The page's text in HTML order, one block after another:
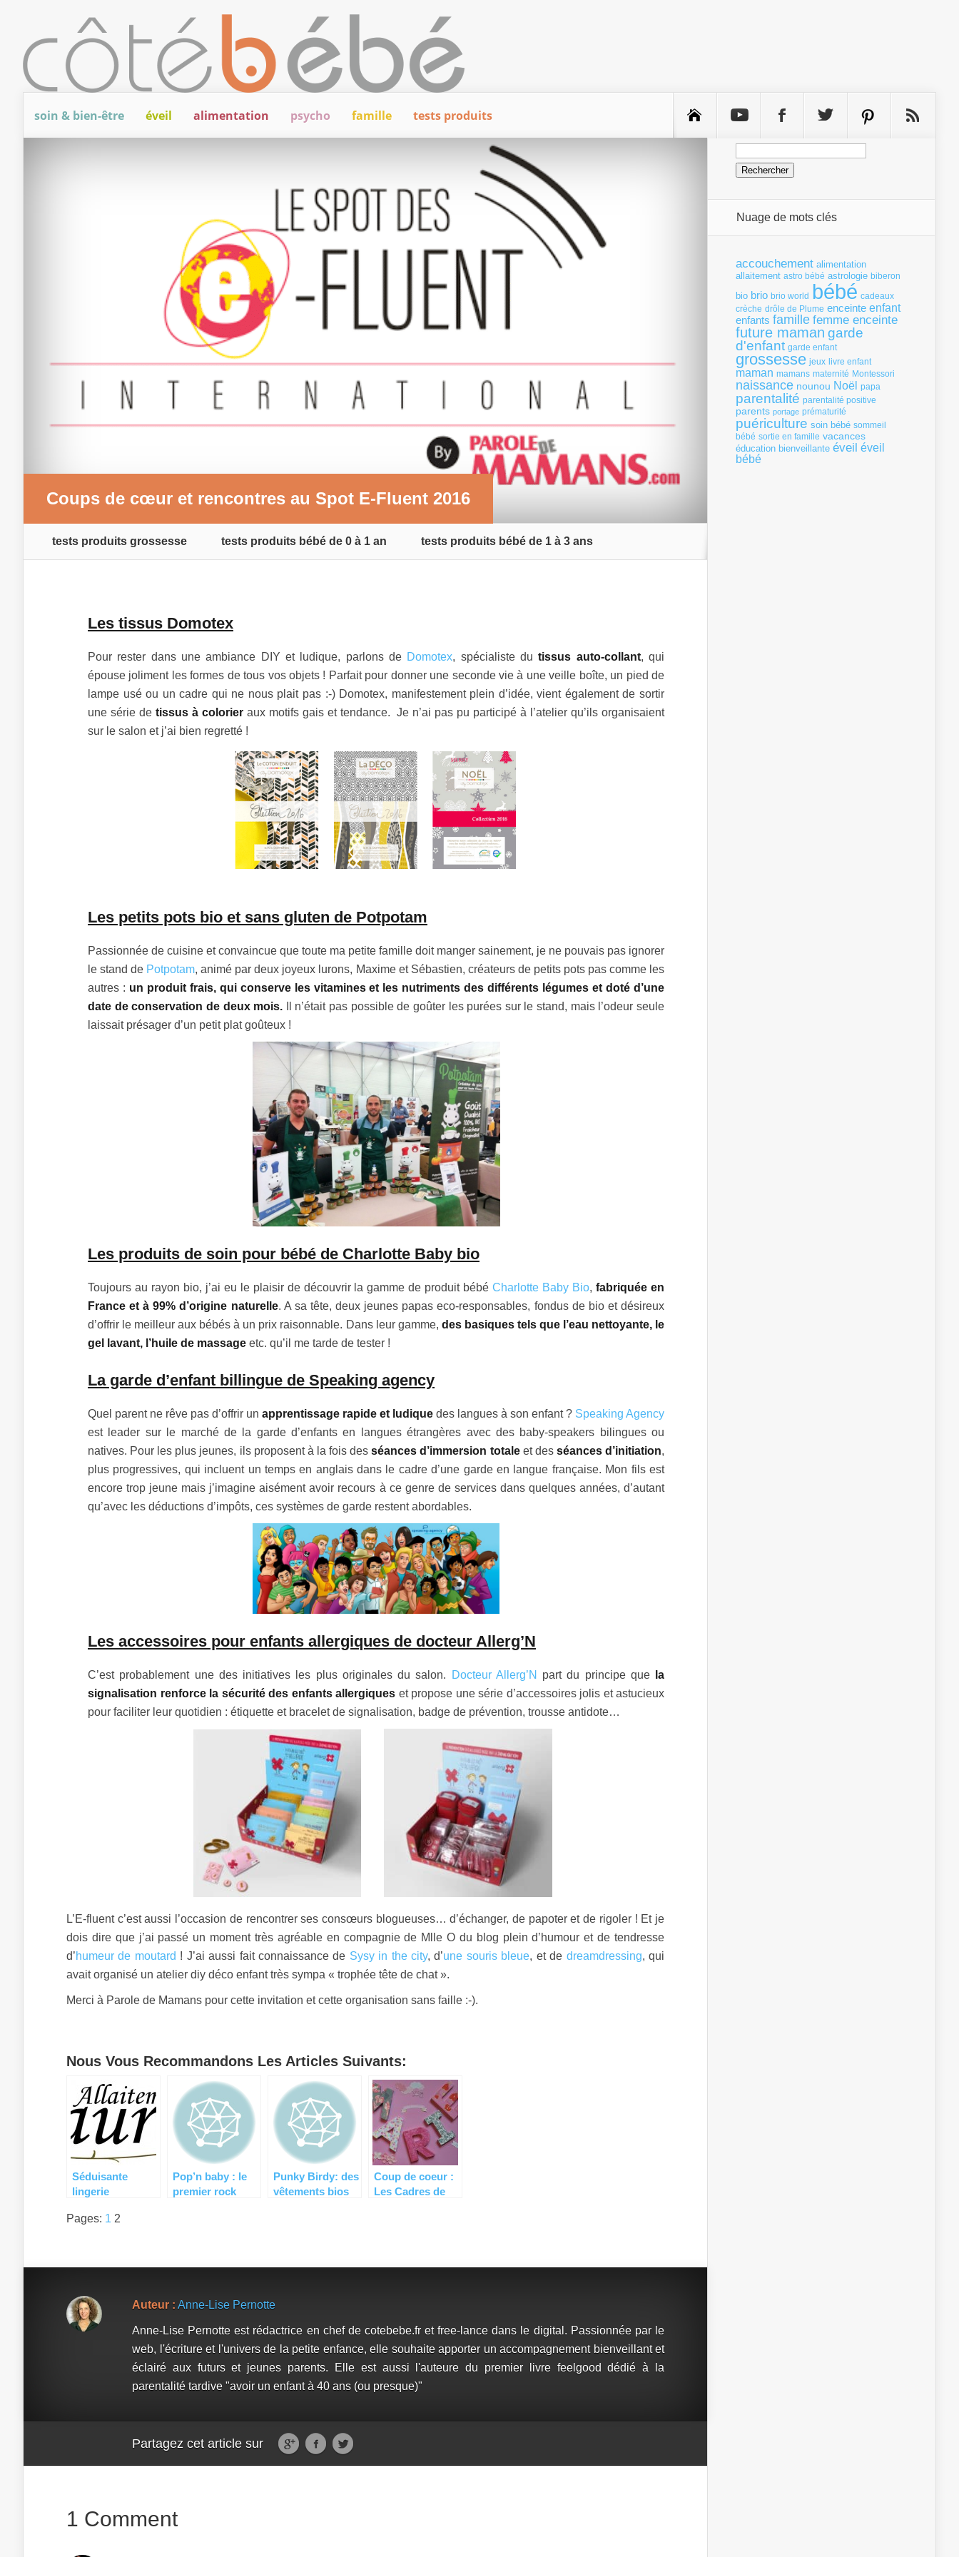
soin & bien-être éveil alimentation psycho famille tests produits
Coups de cœur et rencontres au Spot E-Fluent 2016
tests produits grossesse tests produits bébé de 0 à 1 an tests produits bébé de 1 à 3 ans
Les tissus Domotex
Pour rester dans une ambiance DIY et ludique, parlons de Domotex, spécialiste dutissus auto-collant, qui
épouse joliment les formes de tous vos objets ! Parfait pour donner une seconde vie à une veille boîte, un pied de
lampe usé ou un cadre qui ne nous plait pas :-) Domotex, manifestement plein d’idée, vient également de sortir
une série de tissus à colorieraux motifs gais et tendance. Je n’ai pas pu participé à l’atelier qu’ils organisaient
sur le salon et j’ai bien regretté !
Les petits pots bio et sans gluten de Potpotam
Passionnée de cuisine et convaincue que toute ma petite famille doit manger sainement, je ne pouvais pas ignorer
le stand de Potpotam, animé par deux joyeux lurons, Maxime et Sébastien, créateurs de petits pots pas comme les
autres : un produit frais, qui conserve les vitamines et les nutriments des différents légumes et doté d’une
date de conservation de deux mois. Il n’était pas possible de goûter les purées sur le stand, mais l’odeur seule
laissait présager d’un petit plat goûteux !
Les produits de soin pour bébé de Charlotte Baby bio
Toujours au rayon bio, j’ai eu le plaisir de découvrir la gamme de produit bébéCharlotte Baby Bio,fabriquée en
France et à 99% d’origine naturelle. A sa tête, deux jeunes papas eco-responsables, fondus de bio et désireux
d’offrir le meilleur aux bébés à un prix raisonnable. Dans leur gamme, des basiques tels que l’eau nettoyante, le
gel lavant, l’huile de massage etc. qu’il me tarde de tester !
La garde d’enfant billingue de Speaking agency
Quel parent ne rêve pas d’offrir un apprentissage rapide et ludique des langues à son enfant ? Speaking Agency
est leader sur le marché de la garde d’enfants en langues étrangères avec des baby-speakers bilingues ou
natives. Pour les plus jeunes, ils proposent à la fois desséances d’immersion totaleet des séances d’initiation,
plus progressives, qui incluent un temps en anglais dans le cadre d’une garde en langue française. Mon fils est
encore trop jeune mais j’imagine aisément avoir recours à ce genre de services dans quelques années, d’autant
qu’avec les déductions d’impôts, ces systèmes de garde restent abordables.
Les accessoires pour enfants allergiques de docteur Allerg’N
C’est probablement une des initiatives les plus originales du salon. Docteur Allerg’N part du principe que
la
signalisation renforce la sécurité des enfants allergiques et propose une série d’accessoires jolis et astucieux
pour faciliter leur quotidien : étiquette et bracelet de signalisation, badge de prévention, trousse antidote…
L’E-fluent c’est aussi l’occasion de rencontrer ses consœurs blogueuses… d’échanger, de papoter et de rigoler ! Et je
dois dire que j’ai passé un moment très agréable en compagnie de Mlle O du blog plein d’humour et de tendresse
d’humeur de moutard ! J’ai aussi fait connaissance de Sysy in the city, d’une souris bleue, et de dreamdressing, qui
avait organisé un atelier diy déco enfant très sympa « trophée tête de chat ».
Merci à Parole de Mamans pour cette invitation et cette organisation sans faille :-).
Nous Vous Recommandons Les Articles Suivants:
Séduisante
lingerie
chez Tilaure
Pop’n baby : le
premier rock
Punky Birdy: des
vêtements bios
Coup de coeur :
Les Cadres de
Pages: 1 2
Auteur : Anne-Lise Pernotte
Anne-Lise Pernotte est rédactrice en chef de cotebebe.fr et free-lance dans le digital. Passionnée par le
web, l'écriture et l'univers de la petite enfance, elle souhaite apporter un accompagnement bienveillant et
éclairé aux futurs et jeunes parents. Elle est aussi l'auteure du premier livre feelgood dédié à la
parentalité tardive "avoir un enfant à 40 ans (ou presque)"
Partagez cet article sur
1 Comment
Rechercher :
Nuage de mots clés
accouchement alimentation
allaitement astro bébé astrologie biberon
bio brio brio world bébé cadeaux
crèche drôle de Plume enceinte enfant
enfants famille femme enceinte
future maman garde
d'enfant garde enfant
grossesse jeux livre enfant
maman mamans maternité Montessori
naissance nounou Noël papa
parentalité parentalité positive
parents portage prématurité
puériculture soin bébé sommeil
bébé sortie en famille vacances
éducation bienveillante éveil éveil
bébé